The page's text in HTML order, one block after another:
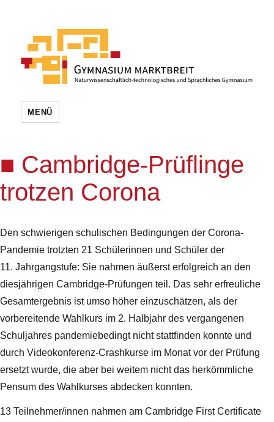
MENÜ
Cambridge-Prüflinge
trotzen Corona
Den schwierigen schulischen Bedingungen der Corona-
Pandemie trotzten 21 Schülerinnen und Schüler der
11. Jahrgangstufe: Sie nahmen äußerst erfolgreich an den
diesjährigen Cambridge-Prüfungen teil. Das sehr erfreuliche
Gesamtergebnis ist umso höher einzuschätzen, als der
vorbereitende Wahlkurs im 2. Halbjahr des vergangenen
Schuljahres pandemiebedingt nicht stattfinden konnte und
durch Videokonferenz-Crashkurse im Monat vor der Prüfung
ersetzt wurde, die aber bei weitem nicht das herkömmliche
Pensum des Wahlkurses abdecken konnten.
13 Teilnehmer/innen nahmen am Cambridge First Certificate